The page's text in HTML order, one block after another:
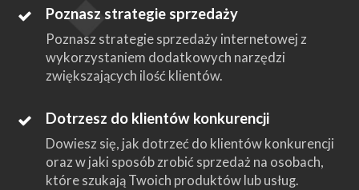
Poznasz strategie sprzedaży
Poznasz strategie sprzedaży internetowej z
wykorzystaniem dodatkowych narzędzi
zwiększających ilość klientów.
Dotrzesz do klientów konkurencji
Dowiesz się, jak dotrzeć do klientów konkurencji
oraz w jaki sposób zrobić sprzedaż na osobach,
które szukają Twoich produktów lub usług.